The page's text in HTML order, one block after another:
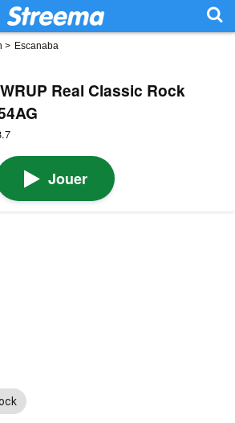
> Escanaba
Real Classic Rock
Jouer